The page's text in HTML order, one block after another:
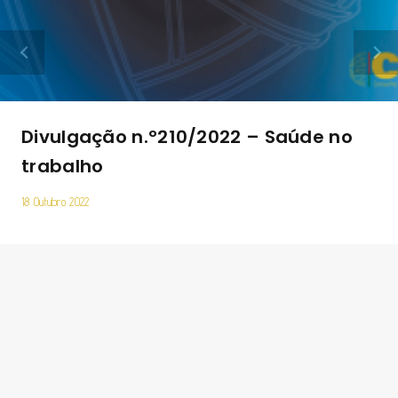
Divulgação n.º210/2022 – Saúde no
trabalho
18 Outubro 2022